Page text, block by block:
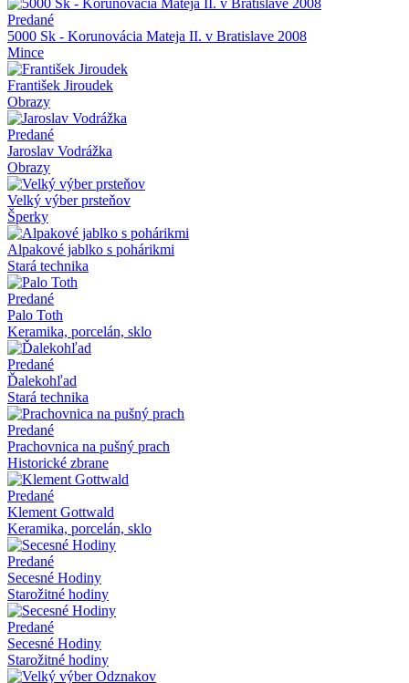
Predané
5000 Sk - Korunovácia Mateja II. v Bratislave 2008
Mince
František Jiroudek
Obrazy
Predané
Jaroslav Vodrážka
Obrazy
Velký výber prsteňov
Šperky
Alpakové jablko s pohárikmi
Stará technika
Predané
Palo Toth
Keramika, porcelán, sklo
Predané
Ďalekohľad
Stará technika
Predané
Prachovnica na pušný prach
Historické zbrane
Predané
Klement Gottwald
Keramika, porcelán, sklo
Predané
Secesné Hodiny
Starožitné hodiny
Predané
Secesné Hodiny
Starožitné hodiny